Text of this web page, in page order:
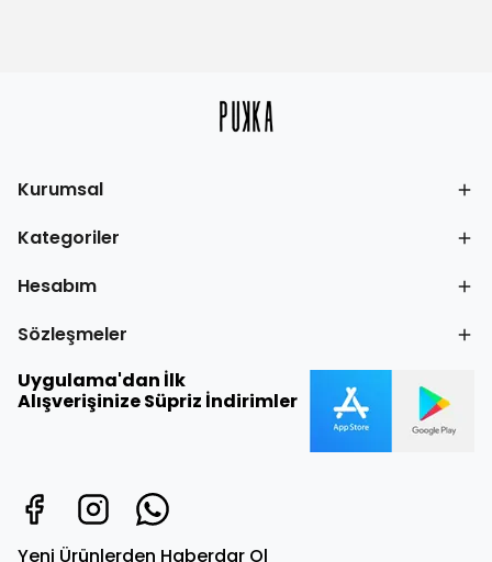
Kurumsal
Kategoriler
Hesabım
Sözleşmeler
Uygulama'dan İlk
Alışverişinize Süpriz İndirimler
Yeni Ürünlerden Haberdar Ol